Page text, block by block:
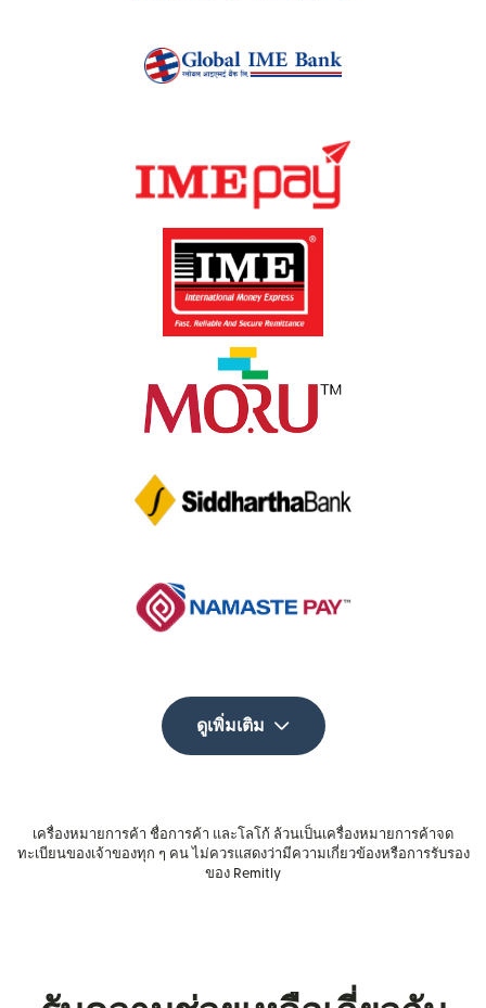
ดูเพิ่มเติม
เครื่องหมายการค้า ชื่อการค้า และโลโก้ ล้วนเป็นเครื่องหมายการค้าจด
ทะเบียนของเจ้าของทุก ๆ คน ไม่ควรแสดงว่ามีความเกี่ยวข้องหรือการรับรอง
ของ Remitly